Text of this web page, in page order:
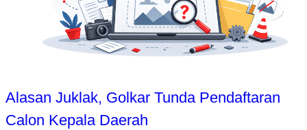
Alasan Juklak, Golkar Tunda Pendaftaran
Calon Kepala Daerah